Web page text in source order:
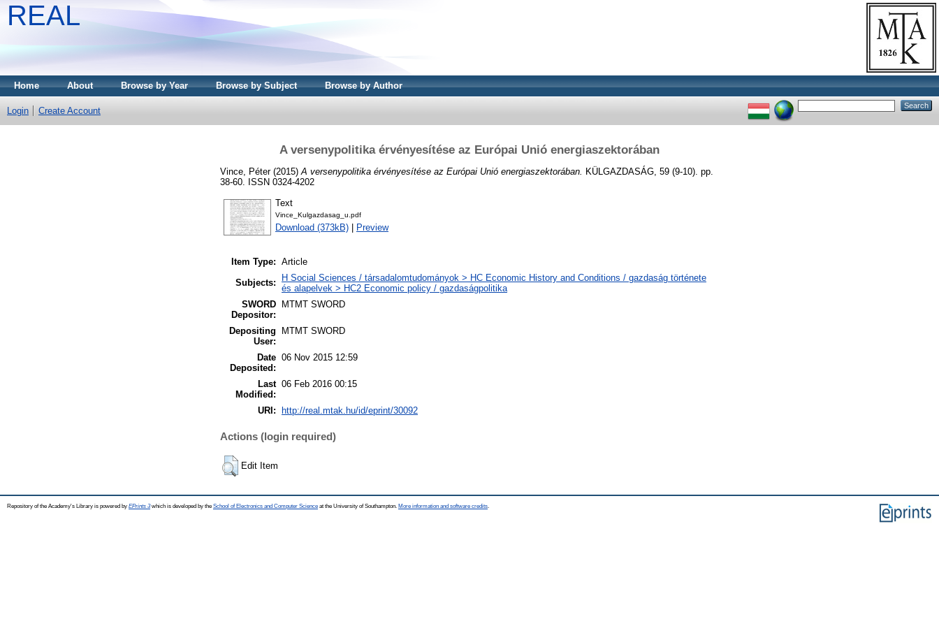
REAL
Home About Browse by Year Browse by Subject Browse by Author
Login Create Account
A versenypolitika érvényesítése az Európai Unió energiaszektorában
Vince, Péter(2015) A versenypolitika érvényesítése az Európai Unió energiaszektorában. KÜLGAZDASÁG, 59 (9-10). pp.
38-60. ISSN 0324-4202
Text
Vince_Kulgazdasag_u.pdf
Download (373kB) Preview
Item Type: Article
Subjects:
H Social Sciences / társadalomtudományok > HC Economic History and Conditions / gazdaság története
és alapelvek > HC2 Economic policy / gazdaságpolitika
SWORD
Depositor:
MTMT SWORD
Depositing
User:
MTMT SWORD
Date
Deposited:
06 Nov 2015 12:59
Last
Modified:
06 Feb 2016 00:15
URI: http://real.mtak.hu/id/eprint/30092
Actions (login required)
Edit Item
Repository of the Academy's Library is powered by EPrints 3which is developed by the School of Electronics and Computer Science at the University of Southampton. More information and software credits